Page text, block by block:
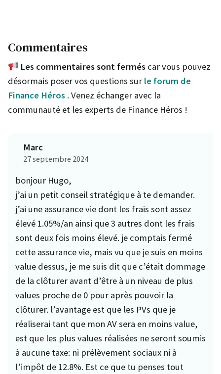
Commentaires
Les commentaires sont fermés car vous pouvez
désormais poser vos questions sur le forum de
Finance Héros . Venez échanger avec la
communauté et les experts de Finance Héros !
Marc
27 septembre 2024
bonjour Hugo,
j’ai un petit conseil stratégique à te demander.
j’ai une assurance vie dont les frais sont assez
élevé 1.05%/an ainsi que 3 autres dont les frais
sont deux fois moins élevé. je comptais fermé
cette assurance vie, mais vu que je suis en moins
value dessus, je me suis dit que c’était dommage
de la clôturer avant d’être à un niveau de plus
values proche de 0 pour après pouvoir la
clôturer. l’avantage est que les PVs que je
réaliserai tant que mon AV sera en moins value,
est que les plus values réalisées ne seront soumis
à aucune taxe: ni prélèvement sociaux ni à
l’impôt de 12.8%. Est ce que tu penses tout